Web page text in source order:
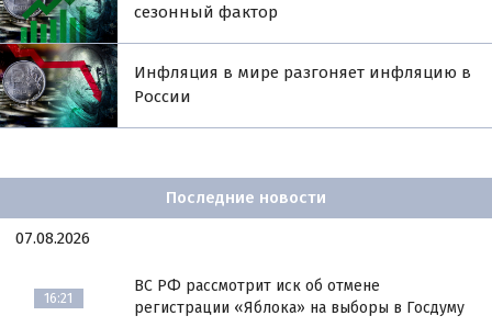
сезонный фактор
Инфляция в мире разгоняет инфляцию в
России
Последние новости
07.08.2026
16:21
ВС РФ рассмотрит иск об отмене
регистрации «Яблока» на выборы в Госдуму